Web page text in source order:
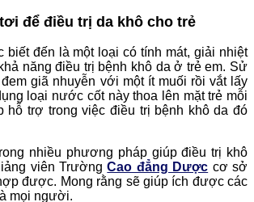
để điều trị da khô cho trẻ
biết đến là một loại có tính mát, giải nhiệt
năng điều trị bệnh khô da ở trẻ em. Sử
giã nhuyễn với một ít muối rồi vắt lấy
loại nước cốt này thoa lên mặt trẻ mỗi
hỗ trợ trong việc điều trị bệnh khô da đó
nhiều phương pháp giúp điều trị khô
viên TrườngCao đẳng Dược cơ sở
được. Mong rằng sẽ giúp ích được các
mọi người.